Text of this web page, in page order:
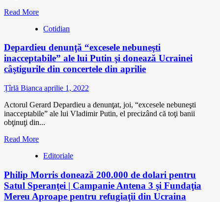
Read More
Cotidian
Depardieu denunţă “excesele nebuneşti
inacceptabile” ale lui Putin şi donează Ucrainei
câştigurile din concertele din aprilie
Țîrlă Bianca aprilie 1, 2022
Actorul Gerard Depardieu a denunţat, joi, “excesele nebuneşti
inacceptabile” ale lui Vladimir Putin, el precizând că toţi banii
obţinuţi din...
Read More
Editoriale
Philip Morris donează 200.000 de dolari pentru
Satul Speranţei | Campanie Antena 3 şi Fundaţia
Mereu Aproape pentru refugiaţii din Ucraina